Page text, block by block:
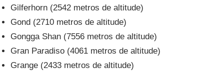
Gilferhorn (2542 metros de altitude)
Gond (2710 metros de altitude)
Gongga Shan (7556 metros de altitude)
Gran Paradiso (4061 metros de altitude)
Grange (2433 metros de altitude)